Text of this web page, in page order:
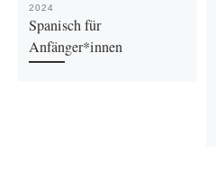
2024
Spanisch für
Anfänger*innen